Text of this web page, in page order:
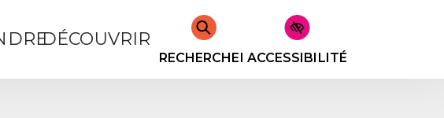
DÉCOUVRIR
RECHERCHERACCESSIBILITÉ